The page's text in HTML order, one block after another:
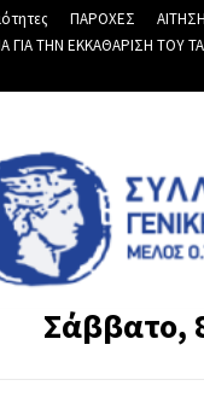
ΠΑΡΟΧΕΣ
ΤΗΝ ΕΚΚΑΘΑΡΙΣΗ ΤΟΥ
Σάββατο,